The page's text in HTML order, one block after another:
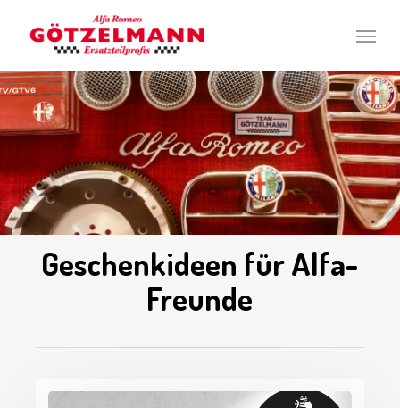
Menu
Geschenkideen für Alfa-
Freunde